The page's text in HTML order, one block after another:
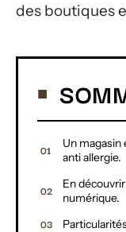
des boutiques
Un
anti allergie.
En
numérique.